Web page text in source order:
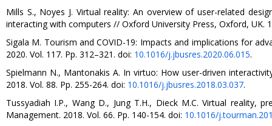
Mills S., Noyes J. Virtual reality: An overview of user-related
interacting with computers // Oxford University Press, Oxford, UK.
Sigala M. Tourism and COVID-19: Impacts and implications for
2020. Vol. 117. Pp. 312–321. doi: 10.1016/j.jbusres.2020.06.015.
Spielmann N., Mantonakis A. In virtuo: How user-driven
2018. Vol. 88. Pp. 255-264. doi: 10.1016/j.jbusres.2018.03.037.
Tussyadiah I.P., Wang D., Jung T.H., Dieck M.C. Virtual reality,
Management. 2018. Vol. 66. Pp. 140-154. doi: 10.1016/